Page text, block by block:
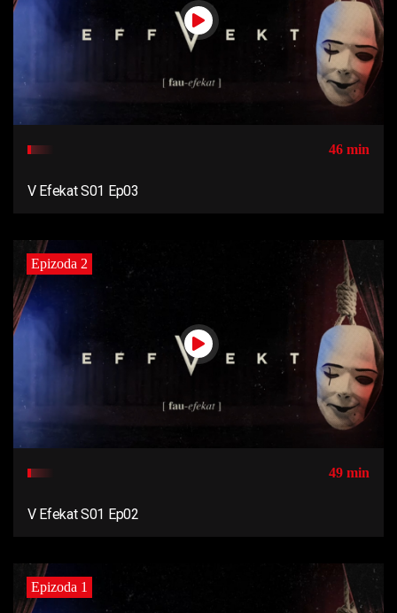
46 min
V Efekat S01 Ep03
Epizoda 2
49 min
V Efekat S01 Ep02
Epizoda 1